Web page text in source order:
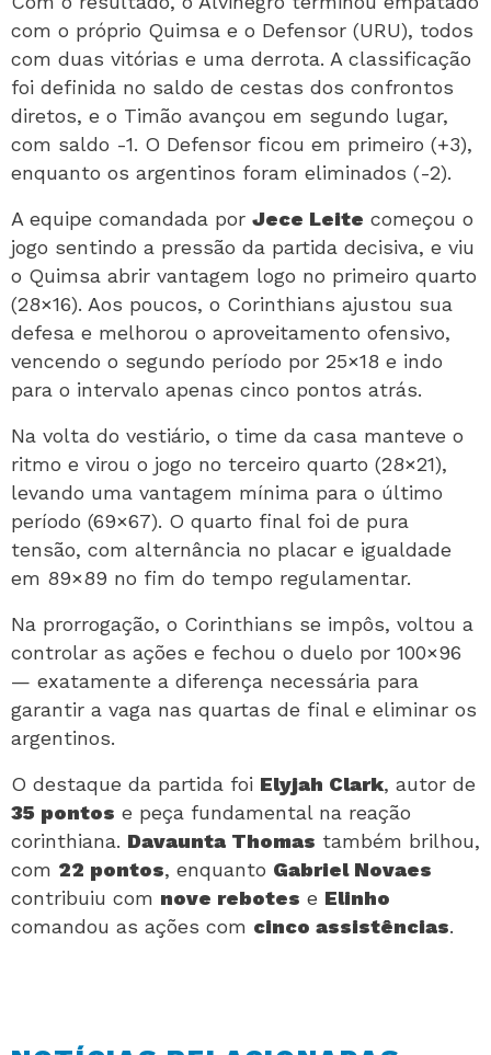
com o próprio Quimsa e o Defensor (URU), todos
com duas vitórias e uma derrota. A classificação
foi definida no saldo de cestas dos confrontos
diretos, e o Timão avançou em segundo lugar,
com saldo -1. O Defensor ficou em primeiro (+3),
enquanto os argentinos foram eliminados (-2).
A equipe comandada por Jece Leite começou o
jogo sentindo a pressão da partida decisiva, e viu
o Quimsa abrir vantagem logo no primeiro quarto
(28×16). Aos poucos, o Corinthians ajustou sua
defesa e melhorou o aproveitamento ofensivo,
vencendo o segundo período por 25×18 e indo
para o intervalo apenas cinco pontos atrás.
Na volta do vestiário, o time da casa manteve o
ritmo e virou o jogo no terceiro quarto (28×21),
levando uma vantagem mínima para o último
período (69×67). O quarto final foi de pura
tensão, com alternância no placar e igualdade
em 89×89 no fim do tempo regulamentar.
Na prorrogação, o Corinthians se impôs, voltou a
controlar as ações e fechou o duelo por 100×96
— exatamente a diferença necessária para
garantir a vaga nas quartas de final e eliminar os
argentinos.
O destaque da partida foi Elyjah Clark, autor de
35 pontos e peça fundamental na reação
corinthiana. Davaunta Thomas também brilhou,
com 22 pontos, enquanto Gabriel Novaes
contribuiu com nove rebotes e Elinho
comandou as ações com cinco assistências.